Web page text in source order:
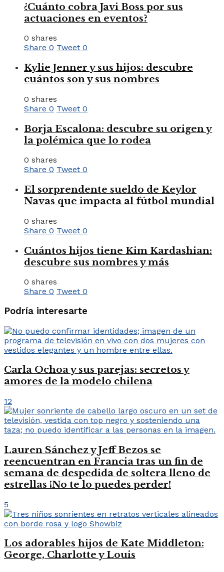
¿Cuánto cobra Javi Boss por sus
actuaciones en eventos?
0 shares
Share 0 Tweet 0
Kylie Jenner y sus hijos: descubre
cuántos son y sus nombres
0 shares
Share 0 Tweet 0
Borja Escalona: descubre su origen y
la polémica que lo rodea
0 shares
Share 0 Tweet 0
El sorprendente sueldo de Keylor
Navas que impacta al fútbol mundial
0 shares
Share 0 Tweet 0
Cuántos hijos tiene Kim Kardashian:
descubre sus nombres y más
0 shares
Share 0 Tweet 0
Podría interesarte
Carla Ochoa y sus parejas: secretos y
amores de la modelo chilena
12
Lauren Sánchez y Jeff Bezos se
reencuentran en Francia tras un fin de
semana de despedida de soltera lleno de
estrellas ¡No te lo puedes perder!
5
Los adorables hijos de Kate Middleton:
George, Charlotte y Louis